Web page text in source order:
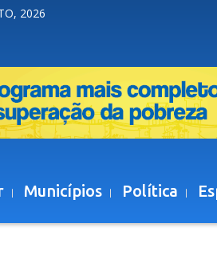
2026
Municípios Política